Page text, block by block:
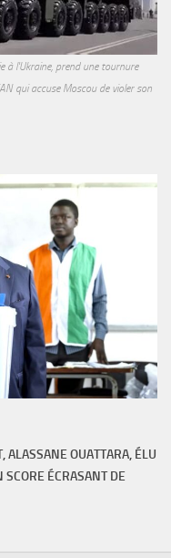
à l'Ukraine, prend une tournure
qui accuse Moscou de violer son
ALASSANE OUATTARA, ÉLU
ÉCRASANT DE